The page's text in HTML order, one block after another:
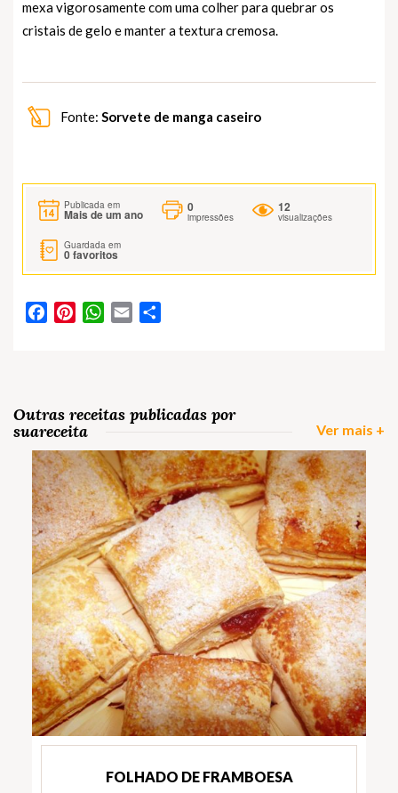
mexa vigorosamente com uma colher para quebrar os
cristais de gelo e manter a textura cremosa.
Fonte: Sorvete de manga caseiro
Publicada em
Mais de um ano
0
impressões
12
visualizações
Guardada em
0favoritos
FacebookPinterestWhatsApp
Email
Outras receitas publicadas por
suareceita
Ver mais +
FOLHADO DE FRAMBOESA